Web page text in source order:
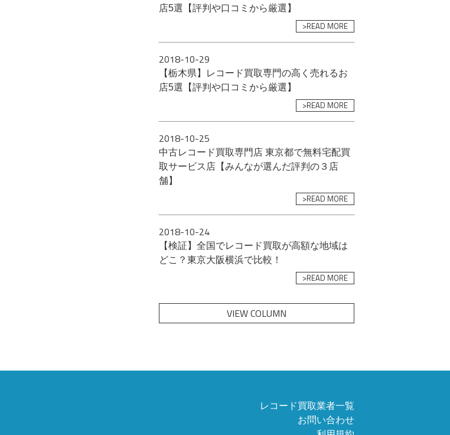
店5選【評判や口コミから厳選】
>READ MORE
2018-10-29
【栃木県】レコード買取専門の高く売れるお
店5選【評判や口コミから厳選】
>READ MORE
2018-10-25
中古レコード買取専門店 東京都で無料宅配買
取サービス店【みんなが選んだ評判の３店
舗】
>READ MORE
2018-10-24
【検証】全国でレコード買取が高額な地域は
どこ？東京大阪横浜で比較！
>READ MORE
VIEW COLUMN
レコード買取業者一覧
お問い合わせ